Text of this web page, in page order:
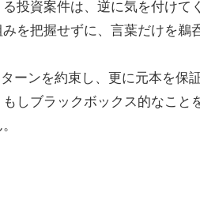
投資案件は、逆に気を付けて
を把握せずに、言葉だけを鵜
ーンを約束し、更に元本を保
しブラックボックス的なこと